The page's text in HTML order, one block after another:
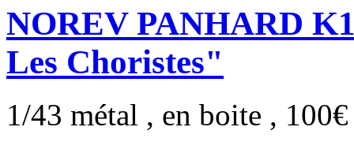
NOREV PANHARD
Les Choristes"
1/43 métal , en boite ,